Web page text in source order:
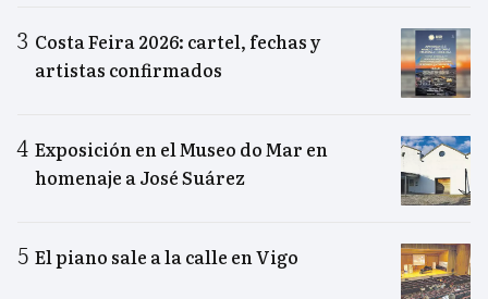
Costa Feira 2026: cartel, fechas y
artistas confirmados
Exposición en el Museo do Mar en
homenaje a José Suárez
El piano sale a la calle en Vigo